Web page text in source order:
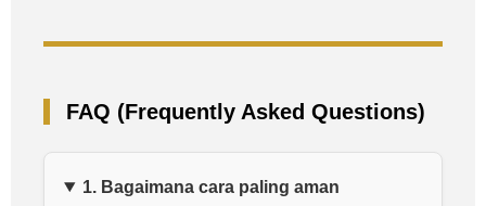
FAQ (Frequently Asked Questions)
1. Bagaimana cara paling aman